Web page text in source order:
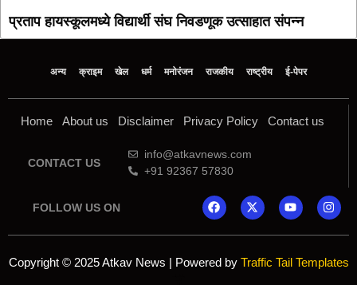
प्रताप हायस्कूलमध्ये विद्यार्थी संघ निवडणूक उत्साहात संपन्न
अन्य क्राइम खेल धर्म मनोरंजन राजकीय राष्ट्रीय ई-पेपर
Home About us Disclaimer Privacy Policy Contact us
CONTACT US
info@atkavnews.com
+91 92367 57830
FOLLOW US ON
Copyright © 2025 Atkav News | Powered by Traffic Tail Templates